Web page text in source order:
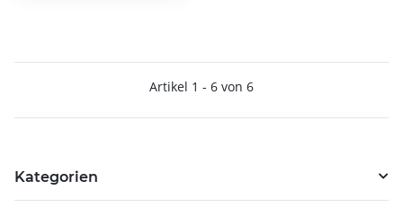
Artikel 1 - 6 von 6
Kategorien